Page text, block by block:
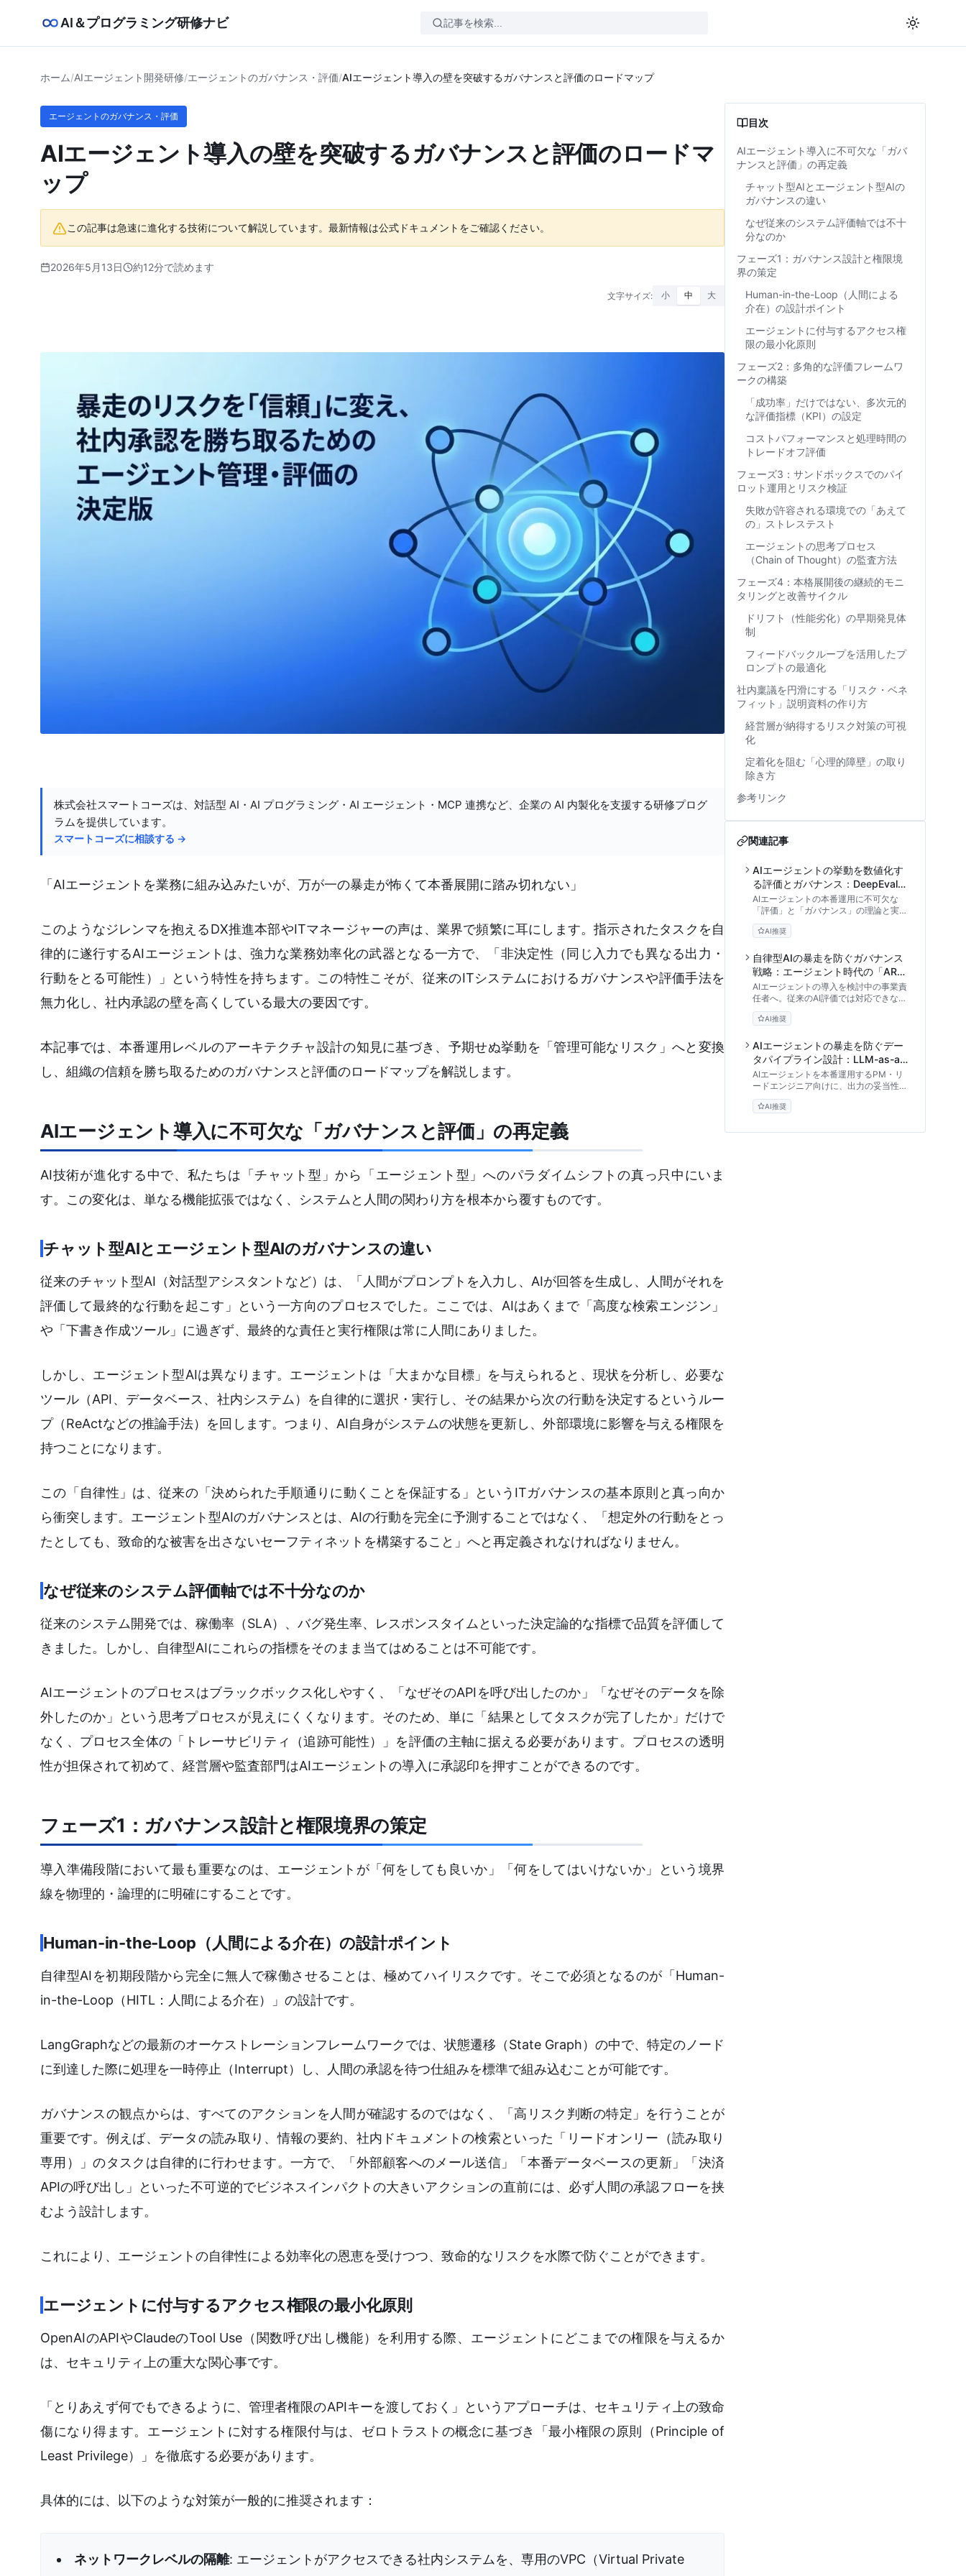
AI＆プログラミング研修ナビ
ホーム/AIエージェント開発研修/エージェントのガバナンス・評価/AIエージェント導入の壁を突破するガバナンスと評価のロードマップ
エージェントのガバナンス・評価
AIエージェント導入の壁を突破するガバナンスと評価のロードマ
ップ
この記事は急速に進化する技術について解説しています。最新情報は公式ドキュメントをご確認ください。
2026年5月13日 約12分で読めます
文字サイズ: 小 中 大
株式会社スマートコーズは、対話型 AI・AI プログラミング・AI エージェント・MCP 連携など、企業の AI 内製化を支援する研修プログ
ラムを提供しています。
スマートコーズに相談する →
「AIエージェントを業務に組み込みたいが、万が一の暴走が怖くて本番展開に踏み切れない」
このようなジレンマを抱えるDX推進本部やITマネージャーの声は、業界で頻繁に耳にします。指示されたタスクを自
律的に遂行するAIエージェントは、強力な業務効率化の武器となる一方で、「非決定性（同じ入力でも異なる出力・
行動をとる可能性）」という特性を持ちます。この特性こそが、従来のITシステムにおけるガバナンスや評価手法を
無力化し、社内承認の壁を高くしている最大の要因です。
本記事では、本番運用レベルのアーキテクチャ設計の知見に基づき、予期せぬ挙動を「管理可能なリスク」へと変換
し、組織の信頼を勝ち取るためのガバナンスと評価のロードマップを解説します。
AIエージェント導入に不可欠な「ガバナンスと評価」の再定義
AI技術が進化する中で、私たちは「チャット型」から「エージェント型」へのパラダイムシフトの真っ只中にいま
す。この変化は、単なる機能拡張ではなく、システムと人間の関わり方を根本から覆すものです。
チャット型AIとエージェント型AIのガバナンスの違い
従来のチャット型AI（対話型アシスタントなど）は、「人間がプロンプトを入力し、AIが回答を生成し、人間がそれを
評価して最終的な行動を起こす」という一方向のプロセスでした。ここでは、AIはあくまで「高度な検索エンジン」
や「下書き作成ツール」に過ぎず、最終的な責任と実行権限は常に人間にありました。
しかし、エージェント型AIは異なります。エージェントは「大まかな目標」を与えられると、現状を分析し、必要な
ツール（API、データベース、社内システム）を自律的に選択・実行し、その結果から次の行動を決定するというルー
プ（ReActなどの推論手法）を回します。つまり、AI自身がシステムの状態を更新し、外部環境に影響を与える権限を
持つことになります。
この「自律性」は、従来の「決められた手順通りに動くことを保証する」というITガバナンスの基本原則と真っ向か
ら衝突します。エージェント型AIのガバナンスとは、AIの行動を完全に予測することではなく、「想定外の行動をとっ
たとしても、致命的な被害を出さないセーフティネットを構築すること」へと再定義されなければなりません。
なぜ従来のシステム評価軸では不十分なのか
従来のシステム開発では、稼働率（SLA）、バグ発生率、レスポンスタイムといった決定論的な指標で品質を評価して
きました。しかし、自律型AIにこれらの指標をそのまま当てはめることは不可能です。
AIエージェントのプロセスはブラックボックス化しやすく、「なぜそのAPIを呼び出したのか」「なぜそのデータを除
外したのか」という思考プロセスが見えにくくなります。そのため、単に「結果としてタスクが完了したか」だけで
なく、プロセス全体の「トレーサビリティ（追跡可能性）」を評価の主軸に据える必要があります。プロセスの透明
性が担保されて初めて、経営層や監査部門はAIエージェントの導入に承認印を押すことができるのです。
フェーズ1：ガバナンス設計と権限境界の策定
導入準備段階において最も重要なのは、エージェントが「何をしても良いか」「何をしてはいけないか」という境界
線を物理的・論理的に明確にすることです。
Human-in-the-Loop（人間による介在）の設計ポイント
自律型AIを初期段階から完全に無人で稼働させることは、極めてハイリスクです。そこで必須となるのが「Human-
in-the-Loop（HITL：人間による介在）」の設計です。
LangGraphなどの最新のオーケストレーションフレームワークでは、状態遷移（State Graph）の中で、特定のノード
に到達した際に処理を一時停止（Interrupt）し、人間の承認を待つ仕組みを標準で組み込むことが可能です。
ガバナンスの観点からは、すべてのアクションを人間が確認するのではなく、「高リスク判断の特定」を行うことが
重要です。例えば、データの読み取り、情報の要約、社内ドキュメントの検索といった「リードオンリー（読み取り
専用）」のタスクは自律的に行わせます。一方で、「外部顧客へのメール送信」「本番データベースの更新」「決済
APIの呼び出し」といった不可逆的でビジネスインパクトの大きいアクションの直前には、必ず人間の承認フローを挟
むよう設計します。
これにより、エージェントの自律性による効率化の恩恵を受けつつ、致命的なリスクを水際で防ぐことができます。
エージェントに付与するアクセス権限の最小化原則
OpenAIのAPIやClaudeのTool Use（関数呼び出し機能）を利用する際、エージェントにどこまでの権限を与えるか
は、セキュリティ上の重大な関心事です。
「とりあえず何でもできるように、管理者権限のAPIキーを渡しておく」というアプローチは、セキュリティ上の致命
傷になり得ます。エージェントに対する権限付与は、ゼロトラストの概念に基づき「最小権限の原則（Principle of
Least Privilege）」を徹底する必要があります。
具体的には、以下のような対策が一般的に推奨されます：
ネットワークレベルの隔離: エージェントがアクセスできる社内システムを、専用のVPC（Virtual Private
目次
AIエージェント導入に不可欠な「ガバ
ナンスと評価」の再定義
チャット型AIとエージェント型AIの
ガバナンスの違い
なぜ従来のシステム評価軸では不十
分なのか
フェーズ1：ガバナンス設計と権限境
界の策定
Human-in-the-Loop（人間による
介在）の設計ポイント
エージェントに付与するアクセス権
限の最小化原則
フェーズ2：多角的な評価フレームワ
ークの構築
「成功率」だけではない、多次元的
な評価指標（KPI）の設定
コストパフォーマンスと処理時間の
トレードオフ評価
フェーズ3：サンドボックスでのパイ
ロット運用とリスク検証
失敗が許容される環境での「あえて
の」ストレステスト
エージェントの思考プロセス
（Chain of Thought）の監査方法
フェーズ4：本格展開後の継続的モニ
タリングと改善サイクル
ドリフト（性能劣化）の早期発見体
制
フィードバックループを活用したプ
ロンプトの最適化
社内稟議を円滑にする「リスク・ベネ
フィット」説明資料の作り方
経営層が納得するリスク対策の可視
化
定着化を阻む「心理的障壁」の取り
除き方
参考リンク
関連記事
AIエージェントの挙動を数値化す
る評価とガバナンス：DeepEvalを
用いた品質管理の実践アプローチ
AIエージェントの本番運用に不可欠な
「評価」と「ガバナンス」の理論と実装
を解説。DeepEvalやLangSmithを活用
した自動評価の仕組み、現場の失敗例、
解きます。
AI推奨
自律型AIの暴走を防ぐガバナンス
戦略：エージェント時代の「ARA
評価モデル」とリスク管理
AIエージェントの導入を検討中の事業責
任者へ。従来のAI評価では対応できない
「自律的な動作」の構造的リスクと、組
織として信頼を担保するための独自フレ
視点から徹底解説します。
AI推奨
AIエージェントの暴走を防ぐデー
タパイプライン設計：LLM-as-a-
Judgeによる自動評価とガバナン
ス構築術
AIエージェントを本番運用するPM・リ
ードエンジニア向けに、出力の妥当性や
安全性を客観的に評価する自動評価パイ
プラインの設計手法を解説。トレースロ
用、ダッシュボードでの可視化まで、エ
AI推奨